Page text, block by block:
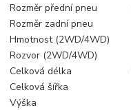
Rozměr přední pneu
Rozměr zadní pneu
Hmotnost (2WD/4WD)
Rozvor (2WD/4WD)
Celková délka
Celková šířka
Výška